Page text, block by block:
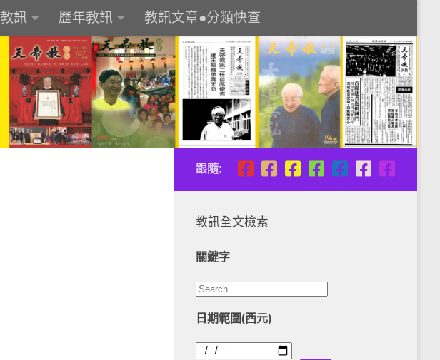
訊 歷年教訊 教訊文章●分類快查
跟隨:
教訊全文檢索
關鍵字
日期範圍(西元)